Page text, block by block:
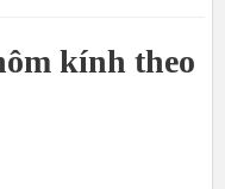
kính theo